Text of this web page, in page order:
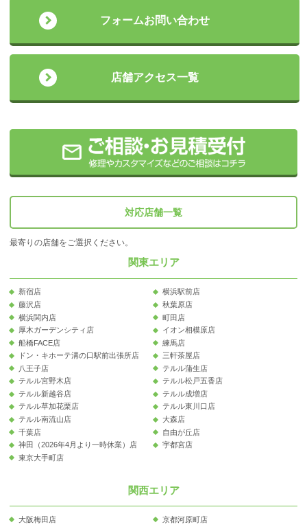
フォームお問い合わせ
店舗アクセス一覧
対応店舗一覧
最寄りの店舗をご選択ください。
関東エリア
新宿店
横浜駅前店
藤沢店
秋葉原店
横浜関内店
町田店
厚木ガーデンシティ店
イオン相模原店
船橋FACE店
練馬店
ドン・キホーテ溝の口駅前出張所店
三軒茶屋店
八王子店
テルル蒲生店
テルル宮野木店
テルル松戸五香店
テルル新越谷店
テルル成増店
テルル草加花栗店
テルル東川口店
テルル南流山店
大森店
千葉店
自由が丘店
神田（2026年4月より一時休業）店
宇都宮店
東京大手町店
関西エリア
大阪梅田店
京都河原町店